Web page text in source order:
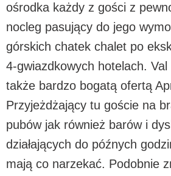
ośrodka każdy z gości z
nocleg pasujący do jego
górskich chatek chalet po
4-gwiazdkowych hotelach. Val
także bardzo bogatą ofertą
Przyjeżdżający tu goście na
pubów jak również barów i
działających do późnych
mają co narzekać. Podobnie